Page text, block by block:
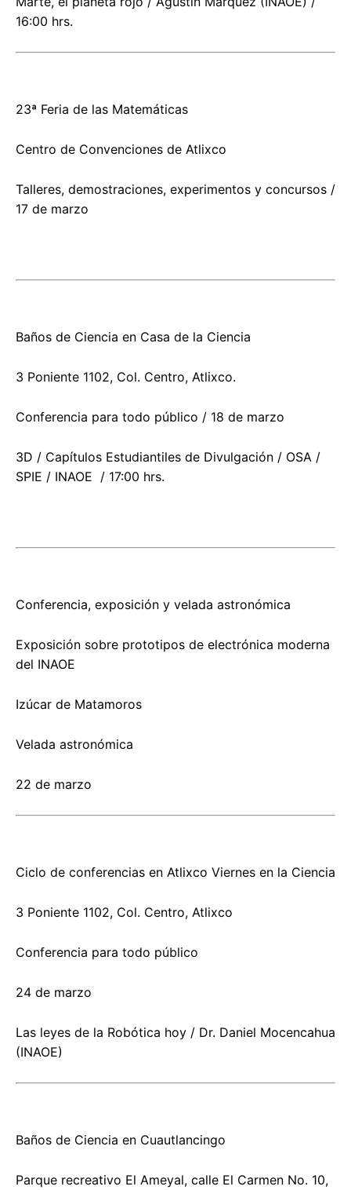
16:00 hrs.
23ª Feria de las Matemáticas
Centro de Convenciones de Atlixco
Talleres, demostraciones, experimentos y concursos /
17 de marzo
Baños de Ciencia en Casa de la Ciencia
3 Poniente 1102, Col. Centro, Atlixco.
Conferencia para todo público / 18 de marzo
3D / Capítulos Estudiantiles de Divulgación / OSA /
SPIE / INAOE / 17:00 hrs.
Conferencia, exposición y velada astronómica
Exposición sobre prototipos de electrónica moderna
del INAOE
Izúcar de Matamoros
Velada astronómica
22 de marzo
Ciclo de conferencias en Atlixco Viernes en la Ciencia
3 Poniente 1102, Col. Centro, Atlixco
Conferencia para todo público
24 de marzo
Las leyes de la Robótica hoy / Dr. Daniel Mocencahua
(INAOE)
Baños de Ciencia en Cuautlancingo
Parque recreativo El Ameyal, calle El Carmen No. 10,